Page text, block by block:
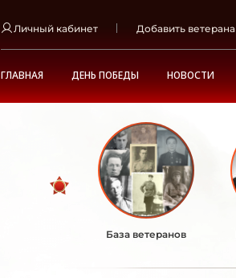
Личный кабинет Добавить ветерана
ГЛАВНАЯ ДЕНЬ ПОБЕДЫ НОВОСТИ
База ветеранов